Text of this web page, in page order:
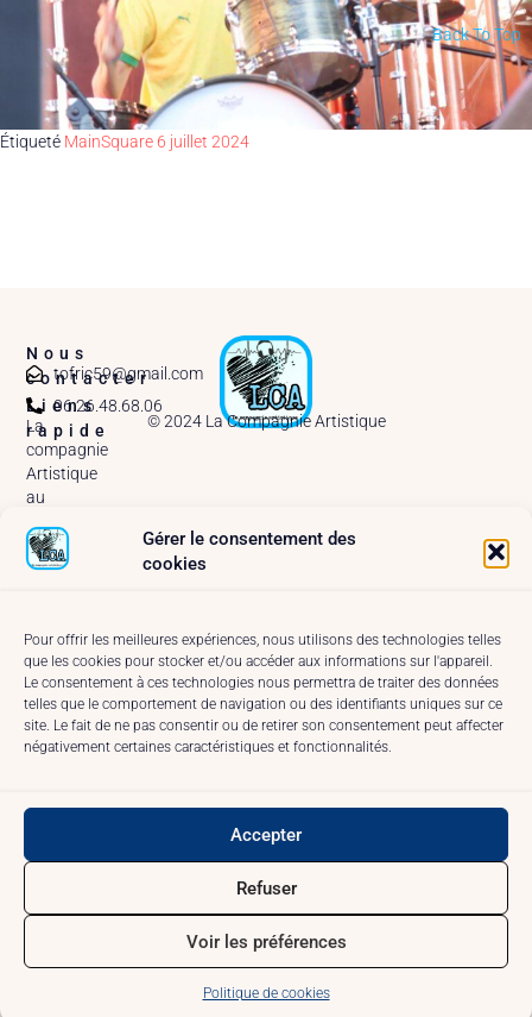
Gérer le consentement des
cookies
Pour offrir les meilleures expériences, nous utilisons des technologies telles
que les cookies pour stocker et/ou accéder aux informations sur l'appareil.
Le consentement à ces technologies nous permettra de traiter des données
telles que le comportement de navigation ou des identifiants uniques sur ce
site. Le fait de ne pas consentir ou de retirer son consentement peut affecter
négativement certaines caractéristiques et fonctionnalités.
Accepter
Refuser
Voir les préférences
Politique de cookies
Étiqueté MainSquare 6 juillet 2024
© 2024 La Compagnie Artistique
Liens
rapide
La
compagnie
Artistique
au
Arras –
2025
Réseaux
et
Contact
Conditions
Politique
cookies
Nous
contacter
tofric59@gmail.com
06.26.48.68.06
Back To Top